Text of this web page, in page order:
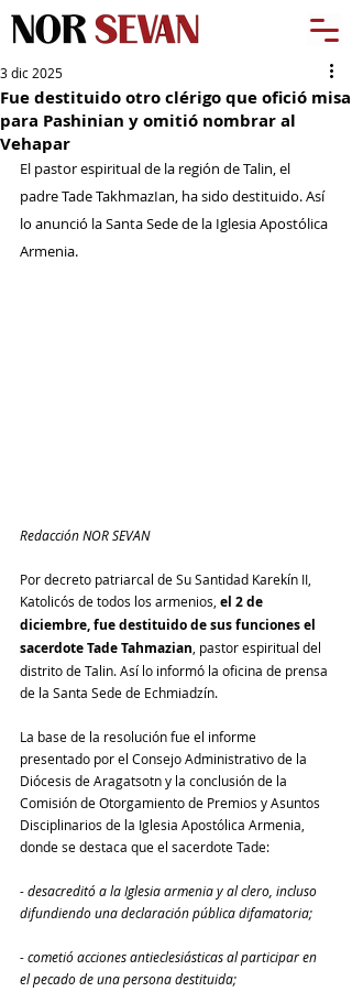
Fue destituido otro clérigo que ofició misa
para Pashinian y omitió nombrar al
Vehapar
3 dic 2025
El pastor espiritual de la región de Talin, el
padre Tade TakhmazIan, ha sido destituido. Así
lo anunció la Santa Sede de la Iglesia Apostólica
Armenia.
Redacción NOR SEVAN
Por decreto patriarcal de Su Santidad Karekín II,
Katolicós de todos los armenios, el 2 de
diciembre, fue destituido de sus funciones el
sacerdote Tade Tahmazian , pastor espiritual del
distrito de Talin. Así lo informó la oficina de prensa
de la Santa Sede de Echmiadzín.
La base de la resolución fue el informe
presentado por el Consejo Administrativo de la
Diócesis de Aragatsotn y la conclusión de la
Comisión de Otorgamiento de Premios y Asuntos
Disciplinarios de la Iglesia Apostólica Armenia,
donde se destaca que el sacerdote Tade:
- desacreditó a la Iglesia armenia y al clero, incluso
difundiendo una declaración pública difamatoria;
- cometió acciones antieclesiásticas al participar en
el pecado de una persona destituida;